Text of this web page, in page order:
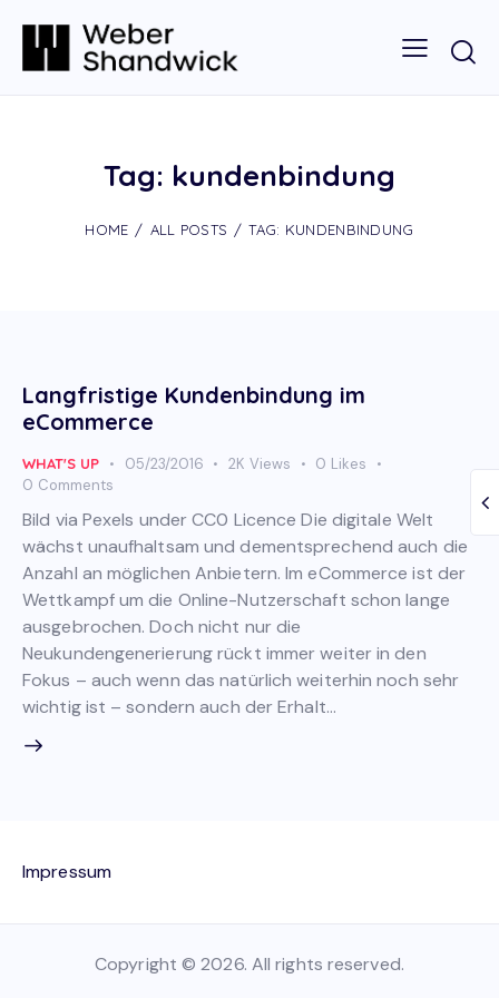
Tag: kundenbindung
HOME ALL POSTS TAG: KUNDENBINDUNG
Langfristige Kundenbindung im
eCommerce
WHAT'S UP 05/23/2016 2K Views 0 Likes
0 Comments
Bild via Pexels under CC0 Licence Die digitale Welt
wächst unaufhaltsam und dementsprechend auch die
Anzahl an möglichen Anbietern. Im eCommerce ist der
Wettkampf um die Online-Nutzerschaft schon lange
ausgebrochen. Doch nicht nur die
Neukundengenerierung rückt immer weiter in den
Fokus – auch wenn das natürlich weiterhin noch sehr
wichtig ist – sondern auch der Erhalt…
Impressum
Copyright © 2026. All rights reserved.